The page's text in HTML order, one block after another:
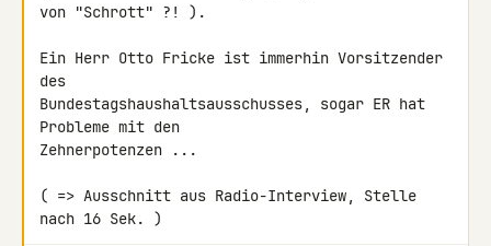
von "Schrott" ?! ).
Ein Herr Otto Fricke ist immerhin Vorsitzender
des
Bundestagshaushaltsausschusses, sogar ER hat
Probleme mit den
Zehnerpotenzen ...
( => Ausschnitt aus Radio-Interview, Stelle
nach 16 Sek. )